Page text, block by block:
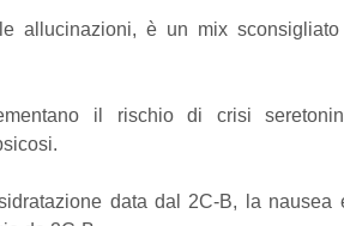
allucinazioni, è un mix
il rischio di crisi
data dal 2C-B, la